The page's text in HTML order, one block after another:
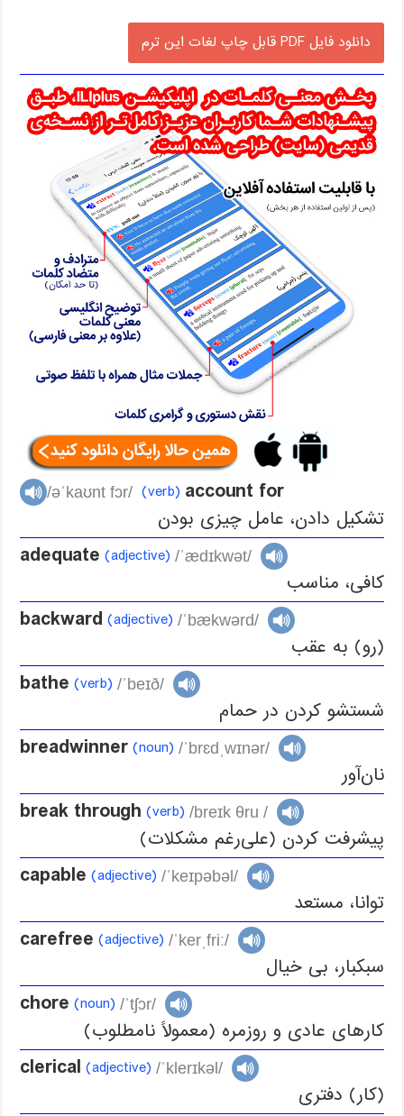
دانلود فایل PDF قابل چاپ لغات این ترم
account for
(verb)
/əˈkaʊnt fɔr/
تشکیل دادن، عامل چیزی بودن
adequate (adjective) /ˈædɪkwət/
کافی، مناسب
backward (adjective) /ˈbækwərd/
(رو) به عقب
bathe (verb) /ˈbeɪð/
شستشو کردن در حمام
breadwinner (noun) /ˈbrɛdˌwɪnər/
نان‌آور
break through (verb) /breɪk θru /
پیشرفت کردن (علی‌رغم مشکلات)
capable (adjective) /ˈkeɪpəbəl/
توانا، مستعد
carefree (adjective) /ˈkerˌfriː/
سبکبار، بی خیال
chore (noun) /ˈtʃɔr/
کارهای عادی و روزمره (معمولاً نامطلوب)
clerical (adjective) /ˈklerɪkəl/
(کار) دفتری